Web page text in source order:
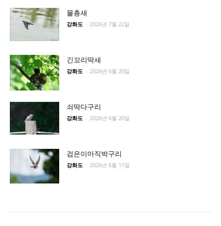
물총새
강화도 - 2026년 7월 22일
긴꼬리딱새
강화도 - 2026년 6월 20일
쇠딱다구리
강화도 - 2026년 6월 20일
검은이마직박구리
강화도 - 2026년 6월 11일